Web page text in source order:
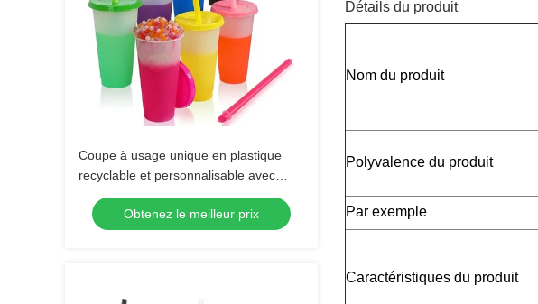
Coupe à usage unique en plastique
recyclable et personnalisable avec
couvercle
Obtenez le meilleur prix
Détails du produit
Nom du produit
Polyvalence du produit
Par exemple
Caractéristiques du produit